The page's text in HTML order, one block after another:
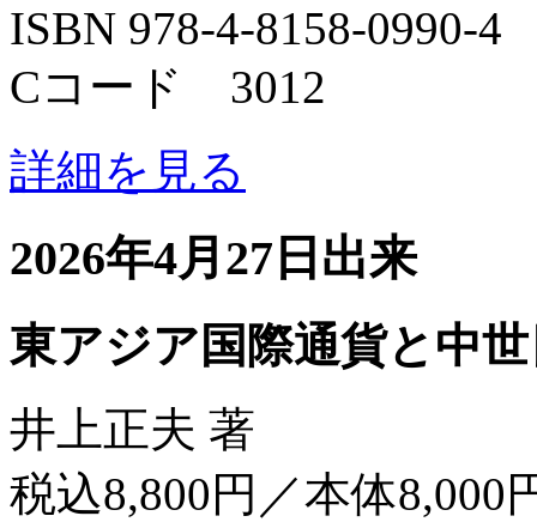
ISBN 978-4-8158-0990-4
Cコード 3012
詳細を見る
2026年4月27日出来
東アジア国際通貨と中
井上正夫 著
税込8,800円／本体8,000